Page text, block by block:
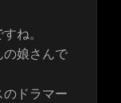
ね。
の娘さんで
のドラマー